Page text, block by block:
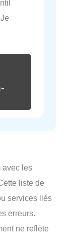
avec les
liste de
services liés
erreurs.
ne reflète